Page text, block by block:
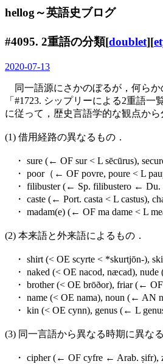
hellog～英語史ブログ
#4095. 2重語の分類[doublet][
2020-07-13
同一語源にさかのぼるが，何らか
「#1723. シップリーによる2重語一
に従って，歴史言語学的な観点から
(1) 借用経路の異なるもの．
・ sure (← OF sur < L sēcūrus),
・ poor（← OF povre, poure < L
・ filibuster (← Sp. filibustero ← Du.
・ caste (← Port. casta < L castus),
・ madam(e) (← OF ma dame < L
(2) 本来語と外来語によるもの．
・ shirt (< OE scyrte < *skurtjōn-),
・ naked (< OE nacod, næcad),
・ brother (< OE brōðor), friar (← OF
・ name (< OE nama), noun (← AN
・ kin (< OE cynn), genus (← L
(3) 同一言語から異なる時期に異な
・ cipher (← OF cyfre ← Arab. ṣifr),